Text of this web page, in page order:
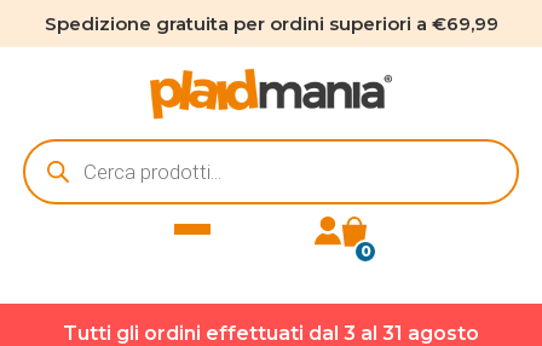
Spedizione gratuita per ordini superiori a €69,99
Ricerca
prodotti
0
Tutti gli ordini effettuati dal 3 al 31 agosto